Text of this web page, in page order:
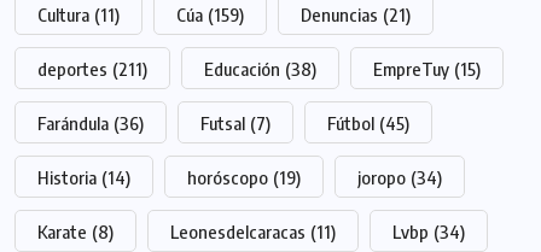
Cultura (11) Cúa (159) Denuncias (21)
deportes (211) Educación (38) EmpreTuy (15)
Farándula (36) Futsal (7) Fútbol (45)
Historia (14) horóscopo (19) joropo (34)
Karate (8) Leonesdelcaracas (11) Lvbp (34)